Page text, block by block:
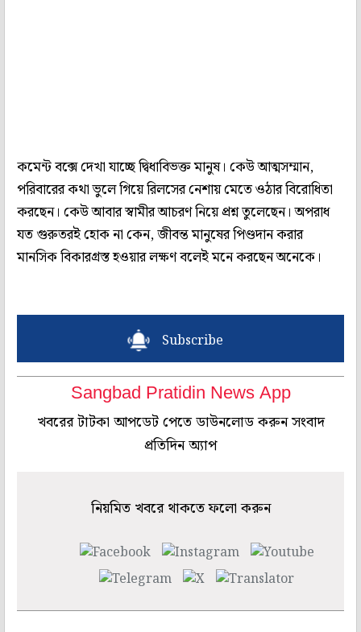
কমেন্ট বক্সে দেখা যাচ্ছে দ্বিধাবিভক্ত মানুষ। কেউ আত্মসম্মান,
পরিবারের কথা ভুলে গিয়ে রিলসের নেশায় মেতে ওঠার বিরোধিতা
করছেন। কেউ আবার স্বামীর আচরণ নিয়ে প্রশ্ন তুলেছেন। অপরাধ
যত গুরুতরই হোক না কেন, জীবন্ত মানুষের পিণ্ডদান করার
মানসিক বিকারগ্রস্ত হওয়ার লক্ষণ বলেই মনে করছেন অনেকে।
Subscribe
Sangbad Pratidin News App
খবরের টাটকা আপডেট পেতে ডাউনলোড করুন সংবাদ
প্রতিদিন অ্যাপ
নিয়মিত খবরে থাকতে ফলো করুন